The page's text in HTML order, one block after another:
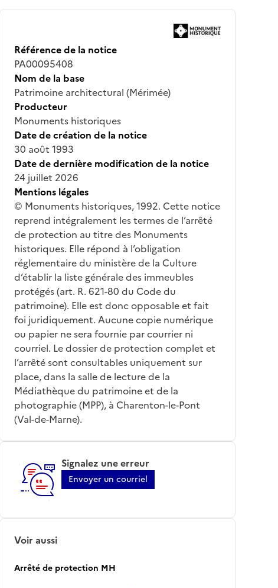
Référence de la notice
PA00095408
Nom de la base
Patrimoine architectural (Mérimée)
Producteur
Monuments historiques
Date de création de la notice
30 août 1993
Date de dernière modification de la notice
24 juillet 2026
Mentions légales
© Monuments historiques, 1992. Cette notice
reprend intégralement les termes de l’arrêté
de protection au titre des Monuments
historiques. Elle répond à l’obligation
réglementaire du ministère de la Culture
d’établir la liste générale des immeubles
protégés (art. R. 621-80 du Code du
patrimoine). Elle est donc opposable et fait
foi juridiquement. Aucune copie numérique
ou papier ne sera fournie par courrier ni
courriel. Le dossier de protection complet et
l’arrêté sont consultables uniquement sur
place, dans la salle de lecture de la
Médiathèque du patrimoine et de la
photographie (MPP), à Charenton-le-Pont
(Val-de-Marne).
Signalez une erreur
Envoyer un courriel
Voir aussi
Arrêté de protection MH